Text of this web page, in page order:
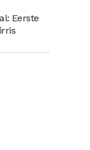
Eerste